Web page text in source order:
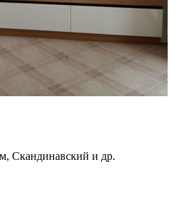
Скандинавский и др.